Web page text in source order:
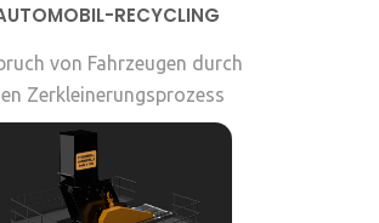
RECYCLING
von Fahrzeugen durch
Zerkleinerungsprozess